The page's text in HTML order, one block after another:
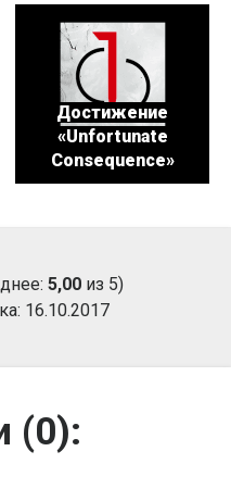
Достижение
«Unfortunate
Consequence»
5,00 из 5)
16.10.2017
(0):